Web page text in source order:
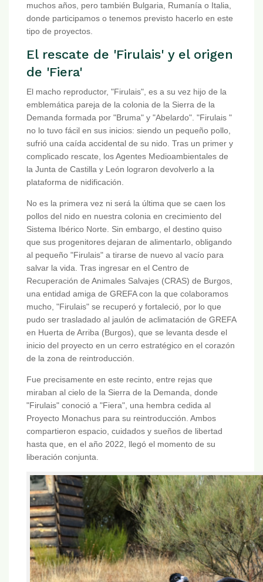
muchos años, pero también Bulgaria, Rumanía o Italia,
donde participamos o tenemos previsto hacerlo en este
tipo de proyectos.
El rescate de 'Firulais' y el origen
de 'Fiera'
El macho reproductor, "Firulais", es a su vez hijo de la
emblemática pareja de la colonia de la Sierra de la
Demanda formada por "Bruma" y "Abelardo". "Firulais "
no lo tuvo fácil en sus inicios: siendo un pequeño pollo,
sufrió una caída accidental de su nido. Tras un primer y
complicado rescate, los Agentes Medioambientales de
la Junta de Castilla y León lograron devolverlo a la
plataforma de nidificación.
No es la primera vez ni será la última que se caen los
pollos del nido en nuestra colonia en crecimiento del
Sistema Ibérico Norte. Sin embargo, el destino quiso
que sus progenitores dejaran de alimentarlo, obligando
al pequeño "Firulais" a tirarse de nuevo al vacío para
salvar la vida. Tras ingresar en el Centro de
Recuperación de Animales Salvajes (CRAS) de Burgos,
una entidad amiga de GREFA con la que colaboramos
mucho, "Firulais" se recuperó y fortaleció, por lo que
pudo ser trasladado al jaulón de aclimatación de GREFA
en Huerta de Arriba (Burgos), que se levanta desde el
inicio del proyecto en un cerro estratégico en el corazón
de la zona de reintroducción.
Fue precisamente en este recinto, entre rejas que
miraban al cielo de la Sierra de la Demanda, donde
"Firulais" conoció a "Fiera", una hembra cedida al
Proyecto Monachus para su reintroducción. Ambos
compartieron espacio, cuidados y sueños de libertad
hasta que, en el año 2022, llegó el momento de su
liberación conjunta.